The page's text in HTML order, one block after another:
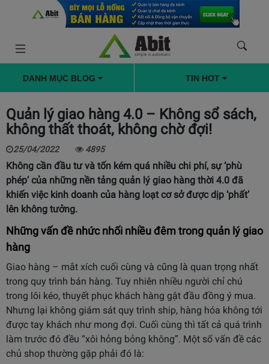
DANH MỤC BLOG TIN HOT
Quản lý giao hàng 4.0 – Không sổ sách,
không thất thoát, không chờ đợi!
25/04/2022 4895
Không cần đầu tư và tốn kém quá nhiều chi phí, sự ‘phù
phép’ của những nền tảng quản lý giao hàng thời 4.0 đã
khiến việc kinh doanh của hàng loạt cơ sở được dịp ‘phất’
lên không tưởng.
Những vấn đề nhức nhối nhiều đêm trong quản lý giao
hàng
Giao hàng – mắt xích cuối cùng và cũng là quan trọng nhất
trong quy trình bán hàng. Tuy nhiên nhiều người chỉ chú
trong lôi kéo, thuyết phục khách hàng gật đầu đồng ý mua.
Nhưng lại không giám sát quy trình ship, hàng hóa không tới
được tay khách như mong đợi. Cuối cùng thì tất cả quá trình
làm trước đó đều “xôi hỏng bỏng không”. Một số vấn đề các
chủ shop thường gặp phải đó là: